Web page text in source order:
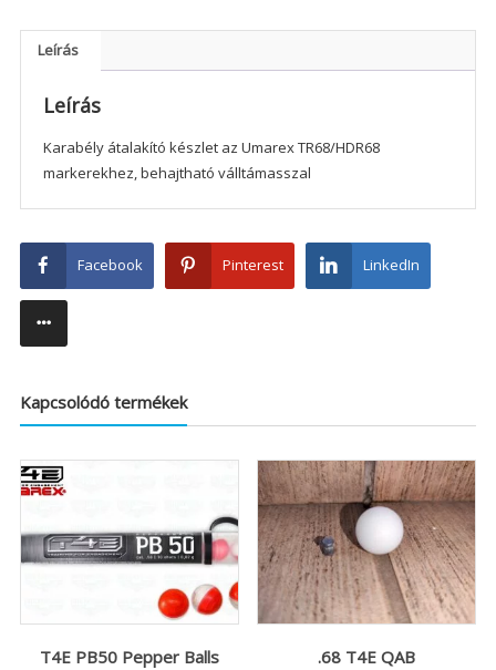
Leírás
Leírás
Karabély átalakító készlet az Umarex TR68/HDR68
markerekhez, behajtható válltámasszal
Facebook Pinterest LinkedIn
Kapcsolódó termékek
T4E PB50 Pepper Balls .68 T4E QAB